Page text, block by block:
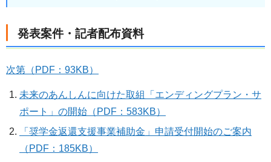
発表案件・記者配布資料
次第（PDF：93KB）
未来のあんしんに向けた取組「エンディングプラン・サ
ポート」の開始（PDF：583KB）
「奨学金返還支援事業補助金」申請受付開始のご案内
（PDF：185KB）